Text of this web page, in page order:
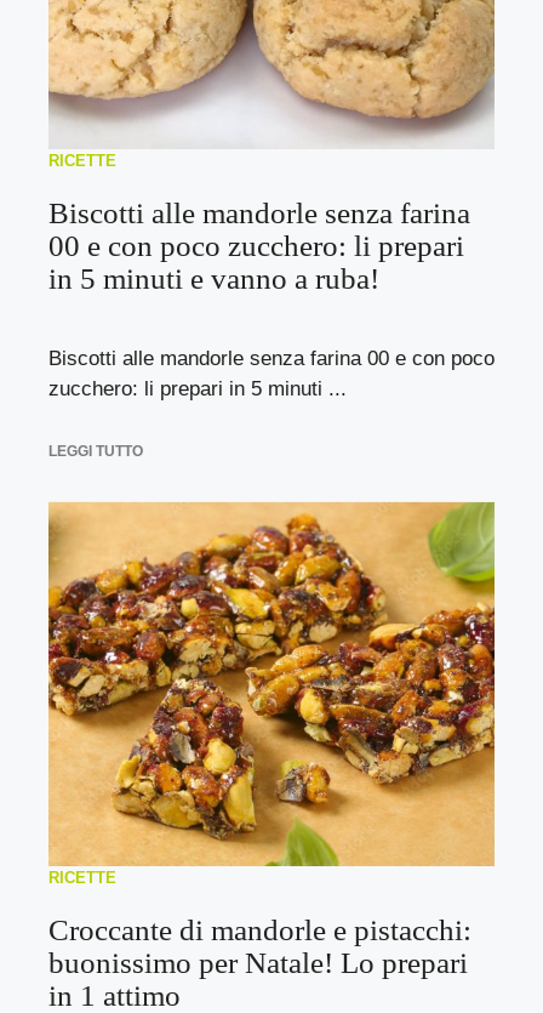
RICETTE
Biscotti alle mandorle senza farina
00 e con poco zucchero: li prepari
in 5 minuti e vanno a ruba!
Biscotti alle mandorle senza farina 00 e con poco
zucchero: li prepari in 5 minuti ...
LEGGI TUTTO
RICETTE
Croccante di mandorle e pistacchi:
buonissimo per Natale! Lo prepari
in 1 attimo